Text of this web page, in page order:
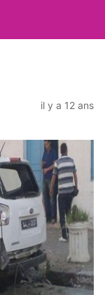
il y a 12 ans